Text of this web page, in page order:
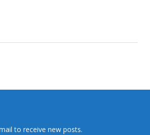
to receive new posts.